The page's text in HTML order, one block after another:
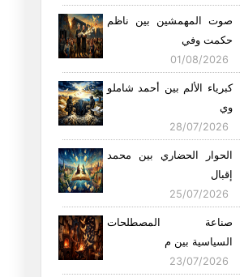
صوت المهمشين بين ناظم
حكمت وفي
01/08/2026
كبرياء الألم بين أحمد شاملو
وي
28/07/2026
الحوار الحضاري بين محمد
إقبال
25/07/2026
صناعة المصطلحات
السياسية بين م
23/07/2026